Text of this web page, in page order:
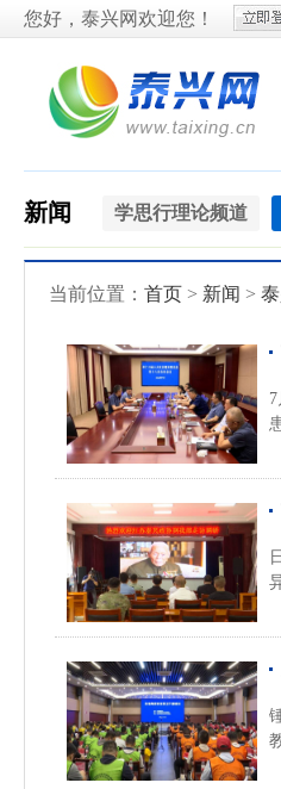
您好，泰兴网欢迎您！
新闻 学思行理论频道
当前位置： 首页 > 新闻 >